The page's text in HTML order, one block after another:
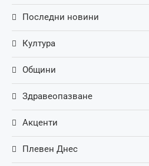
Последни новини
Култура
Общини
Здравеопазване
Акценти
Плевен Днес